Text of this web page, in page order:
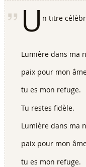
U n titre
Lumière dans ma
paix pour mon
tu es mon refuge.
Tu restes fidèle.
Lumière dans ma
paix pour mon
tu es mon refuge.